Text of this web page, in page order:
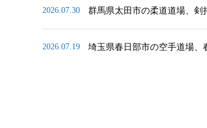
2026.07.30 群馬県太田市の柔道道場、剣
2026.07.19 埼玉県春日部市の空手道場、